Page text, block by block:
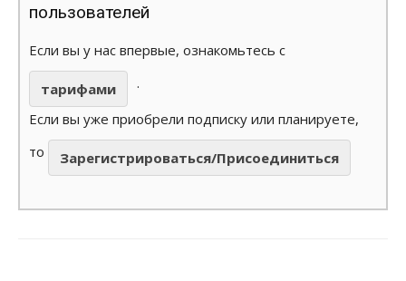
пользователей
Если вы у нас впервые, ознакомьтесь с
тарифами
.
Если вы уже приобрели подписку или планируете,
то
Зарегистрироваться/Присоединиться